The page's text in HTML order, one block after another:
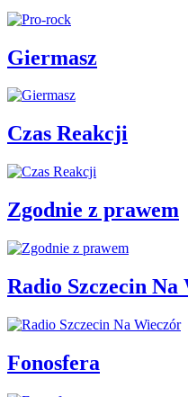
Giermasz
Czas Reakcji
Zgodnie z prawem
Radio Szczecin Na
Fonosfera